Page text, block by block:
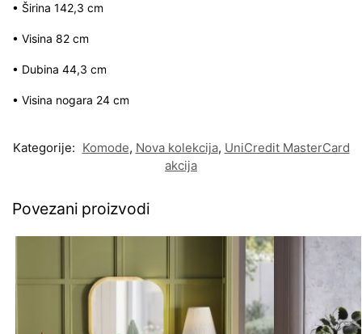
• Širina 142,3 cm
• Visina 82 cm
• Dubina 44,3 cm
• Visina nogara 24 cm
Kategorije: Komode, Nova kolekcija, UniCredit MasterCard
akcija
Povezani proizvodi